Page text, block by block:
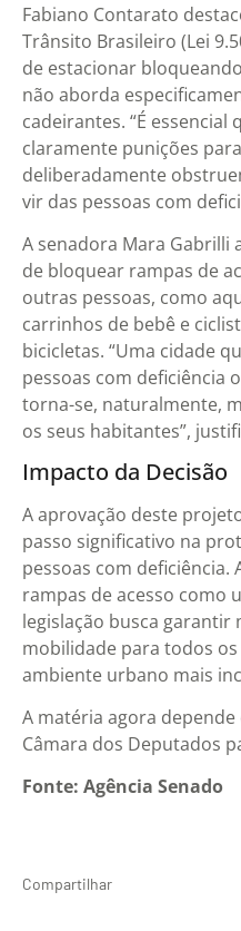
Fabiano Contarato
Trânsito Brasileiro (Lei
de estacionar
não aborda
cadeirantes. “É essencial
claramente punições
deliberadamente
vir das pessoas com
A senadora Mara Gabrilli
de bloquear rampas de
outras pessoas, como
carrinhos de bebê e
bicicletas. “Uma cidade
pessoas com deficiência
torna-se, naturalmente,
os seus habitantes”,
Impacto da Decisão
A aprovação deste
passo significativo na
pessoas com deficiência.
rampas de acesso como
legislação busca garantir
mobilidade para todos
ambiente urbano mais
A matéria agora
Câmara dos Deputados
Fonte: Agência Senado
Compartilhar